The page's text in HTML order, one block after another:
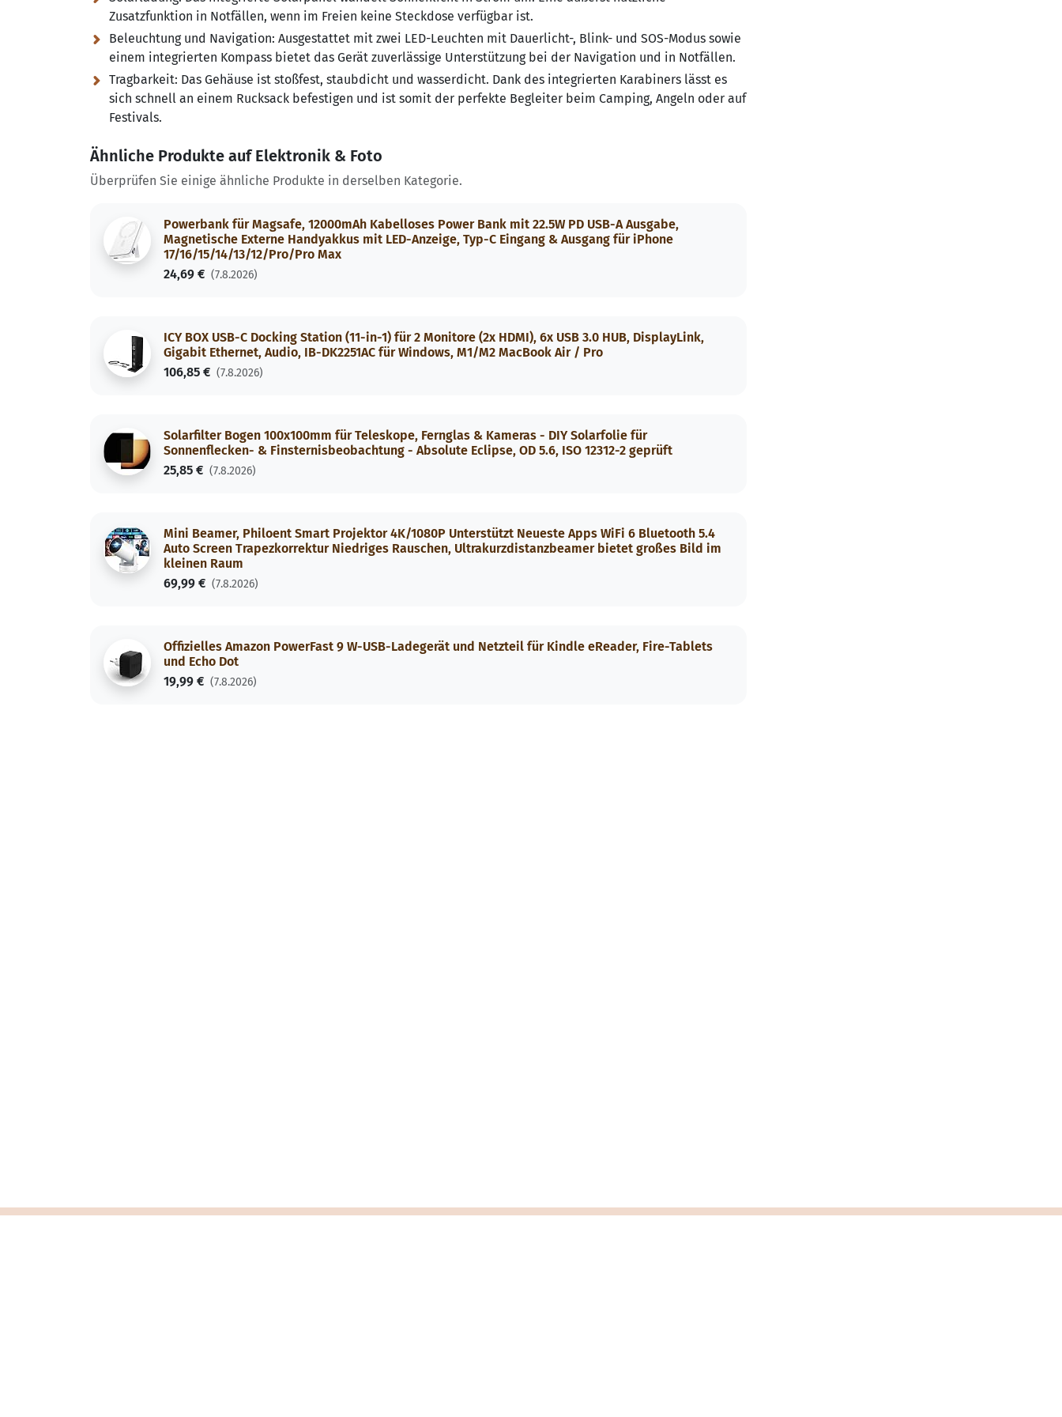
Zusatzfunktion in Notfällen, wenn im Freien keine Steckdose verfügbar ist.
Beleuchtung und Navigation: Ausgestattet mit zwei LED-Leuchten mit Dauerlicht-, Blink- und SOS-Modus sowie
einem integrierten Kompass bietet das Gerät zuverlässige Unterstützung bei der Navigation und in Notfällen.
Tragbarkeit: Das Gehäuse ist stoßfest, staubdicht und wasserdicht. Dank des integrierten Karabiners lässt es
sich schnell an einem Rucksack befestigen und ist somit der perfekte Begleiter beim Camping, Angeln oder auf
Festivals.
Ähnliche Produkte auf Elektronik & Foto
Überprüfen Sie einige ähnliche Produkte in derselben Kategorie.
Powerbank für Magsafe, 12000mAh Kabelloses Power Bank mit 22.5W PD USB-A Ausgabe,
Magnetische Externe Handyakkus mit LED-Anzeige, Typ-C Eingang & Ausgang für iPhone
17/16/15/14/13/12/Pro/Pro Max
24,69 € (7.8.2026)
ICY BOX USB-C Docking Station (11-in-1) für 2 Monitore (2x HDMI), 6x USB 3.0 HUB, DisplayLink,
Gigabit Ethernet, Audio, IB-DK2251AC für Windows, M1/M2 MacBook Air / Pro
106,85 € (7.8.2026)
Solarfilter Bogen 100x100mm für Teleskope, Fernglas & Kameras - DIY Solarfolie für
Sonnenflecken- & Finsternisbeobachtung - Absolute Eclipse, OD 5.6, ISO 12312-2 geprüft
25,85 € (7.8.2026)
Mini Beamer, Philoent Smart Projektor 4K/1080P Unterstützt Neueste Apps WiFi 6 Bluetooth 5.4
Auto Screen Trapezkorrektur Niedriges Rauschen, Ultrakurzdistanzbeamer bietet großes Bild im
kleinen Raum
69,99 € (7.8.2026)
Offizielles Amazon PowerFast 9 W-USB-Ladegerät und Netzteil für Kindle eReader, Fire-Tablets
und Echo Dot
19,99 € (7.8.2026)